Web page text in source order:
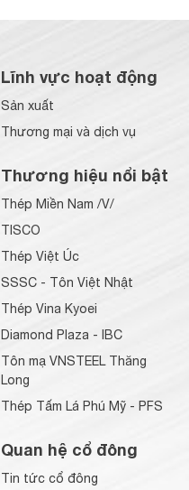
Lĩnh vực hoạt động
Sản xuất
Thương mại và dịch vụ
Thương hiệu nổi bật
Thép Miền Nam /V/
TISCO
Thép Việt Úc
SSSC - Tôn Việt Nhật
Thép Vina Kyoei
Diamond Plaza - IBC
Tôn mạ VNSTEEL Thăng
Long
Thép Tấm Lá Phú Mỹ - PFS
Quan hệ cổ đông
Tin tức cổ đông